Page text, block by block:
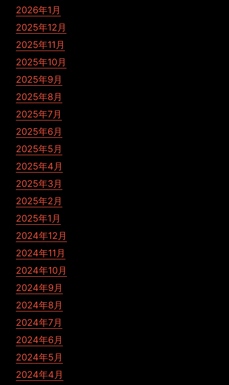
2026年1月
2025年12月
2025年11月
2025年10月
2025年9月
2025年8月
2025年7月
2025年6月
2025年5月
2025年4月
2025年3月
2025年2月
2025年1月
2024年12月
2024年11月
2024年10月
2024年9月
2024年8月
2024年7月
2024年6月
2024年5月
2024年4月